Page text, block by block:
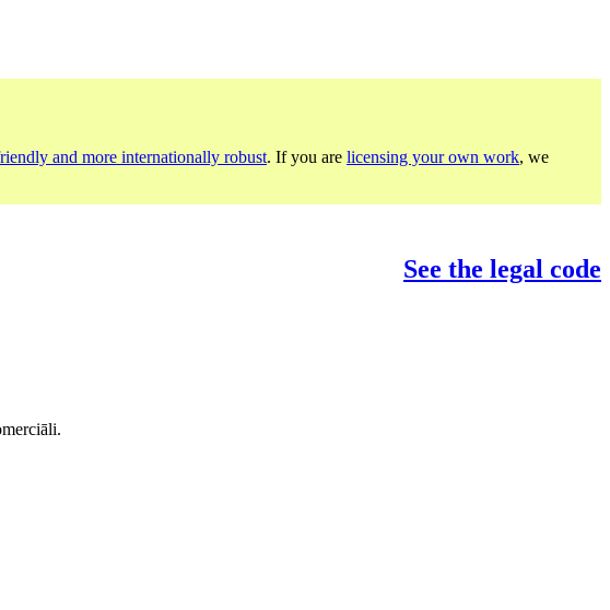
and more internationally robust. If you are licensing your own work, we
See the legal code